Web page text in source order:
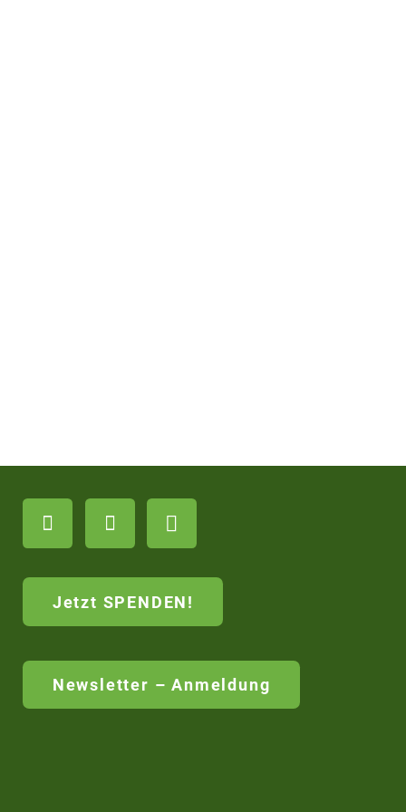
Jetzt SPENDEN!
Newsletter – Anmeldung